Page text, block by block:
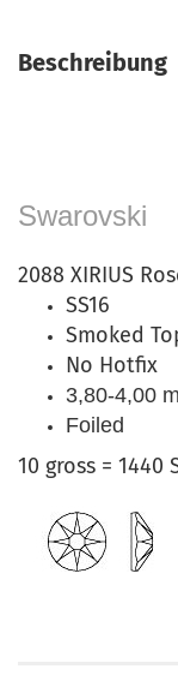
Beschreibung
Swarovski
2088 XIRIUS
SS16
Smoked
No Hotfix
3,80-4,00
Foiled
10 gross = 1440